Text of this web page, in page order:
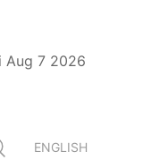
Aug 7 2026
ENGLISH